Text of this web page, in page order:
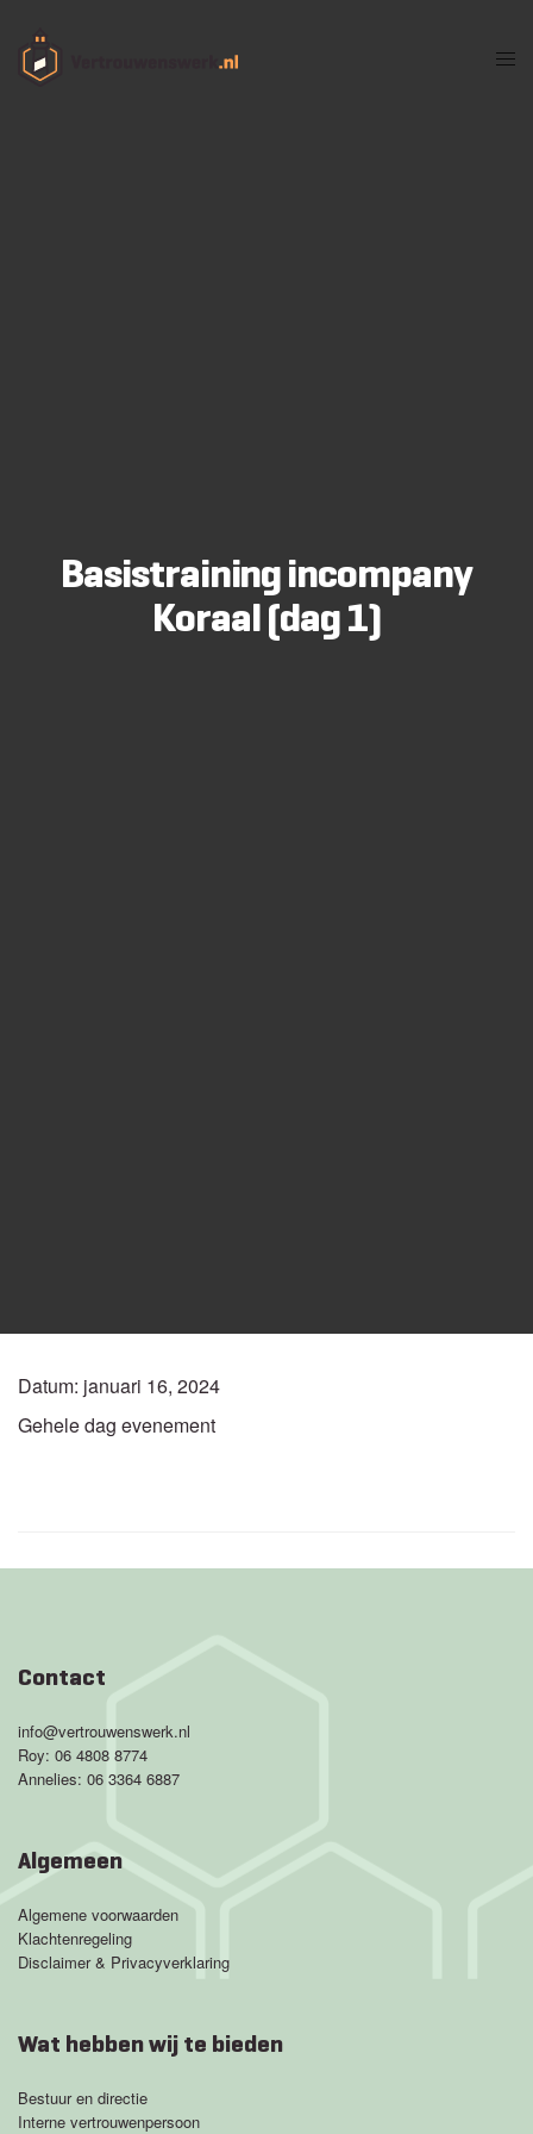
Basistraining incompany
Koraal (dag 1)
Datum: januari 16, 2024
Gehele dag evenement
Contact
info@vertrouwenswerk.nl
Roy:06 4808 8774
Annelies:06 3364 6887
Algemeen
Algemene voorwaarden
Klachtenregeling
Disclaimer & Privacyverklaring
Wat hebben wij te bieden
Bestuur en directie
Interne vertrouwenpersoon